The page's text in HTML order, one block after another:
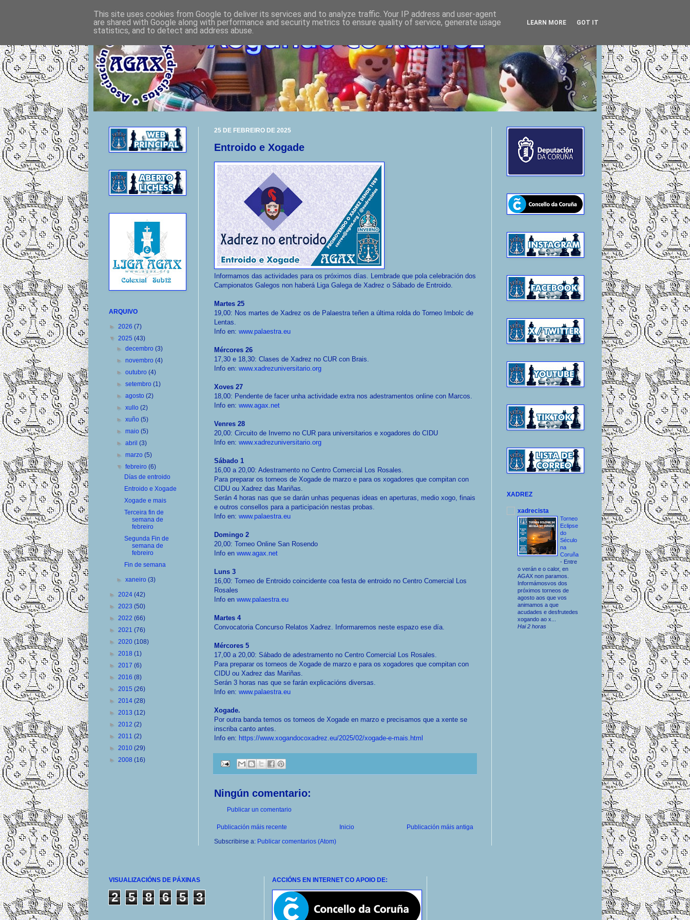
25 DE FEBREIRO DE 2025
Entroido e Xogade
Informamos das actividades para os próximos días. Lembrade que pola celebración dos
Campionatos Galegos non haberá Liga Galega de Xadrez o Sábado de Entroido.
Martes 25
19,00: Nos martes de Xadrez os de Palaestra teñen a última rolda do Torneo Imbolc de
Lentas.
Info en: www.palaestra.eu
Mércores 26
17,30 e 18,30: Clases de Xadrez no CUR con Brais.
Info en: www.xadrezuniversitario.org
Xoves 27
18,00: Pendente de facer unha actividade extra nos adestramentos online con Marcos.
Info en: www.agax.net
Venres 28
20,00: Circuito de Inverno no CUR para universitarios e xogadores do CIDU
Info en: www.xadrezuniversitario.org
Sábado 1
16,00 a 20,00: Adestramento no Centro Comercial Los Rosales.
Para preparar os torneos de Xogade de marzo e para os xogadores que compitan con
CIDU ou Xadrez das Mariñas.
Serán 4 horas nas que se darán unhas pequenas ideas en aperturas, medio xogo, finais
e outros consellos para a participación nestas probas.
Info en: www.palaestra.eu
Domingo 2
20,00: Torneo Online San Rosendo
Info en www.agax.net
Luns 3
16,00: Torneo de Entroido coincidente coa festa de entroido no Centro Comercial Los
Rosales
Info en www.palaestra.eu
Martes 4
Convocatoria Concurso Relatos Xadrez. Informaremos neste espazo ese día.
Mércores 5
17,00 a 20,00: Sábado de adestramento no Centro Comercial Los Rosales.
Para preparar os torneos de Xogade de marzo e para os xogadores que compitan con
CIDU ou Xadrez das Mariñas.
Serán 3 horas nas que se farán explicacións diversas.
Info en: www.palaestra.eu
Xogade.
Por outra banda temos os torneos de Xogade en marzo e precisamos que a xente se
inscriba canto antes.
Info en: https://www.xogandocoxadrez.eu/2025/02/xogade-e-mais.html
Ningún comentario:
Publicar un comentario
Publicación máis recente Publicación máis antiga
Inicio
Subscribirse a: Publicar comentarios (Atom)
ARQUIVO
► 2026 (7)
▼ 2025 (43)
►decembro(3)
►novembro(4)
►outubro(4)
►setembro(1)
►agosto(2)
►xullo(2)
►xuño(5)
►maio(5)
►abril(3)
►marzo(5)
▼febreiro(6)
Días de entroido
Entroido e Xogade
Xogade e mais
Terceira fin de
semana de
febreiro
Segunda Fin de
semana de
febreiro
Fin de semana
►xaneiro(3)
► 2024 (42)
► 2023 (50)
► 2022 (66)
► 2021 (76)
► 2020 (108)
► 2018 (1)
► 2017 (6)
► 2016 (8)
► 2015 (26)
► 2014 (28)
► 2013 (12)
► 2012 (2)
► 2011 (2)
► 2010 (29)
► 2008 (16)
XADREZ
xadrecista
Torneo
Eclipse
do
Século
na
Coruña
- Entre
o verán e o calor, en
AGAX non paramos.
Informámosvos dos
próximos torneos de
agosto aos que vos
animamos a que
acudades e desfrutedes
xogando ao x...
Hai 2 horas
VISUALIZACIÓNS DE PÁXINAS
2 5 8 6 5 3
ACCIÓNS EN INTERNET CO APOIO DE:
This site uses cookies from Google to deliver its services and to analyze traffic. Your IP address and user-agent
are shared with Google along with performance and security metrics to ensure quality of service, generate usage
statistics, and to detect and address abuse.
LEARN MORE GOT IT